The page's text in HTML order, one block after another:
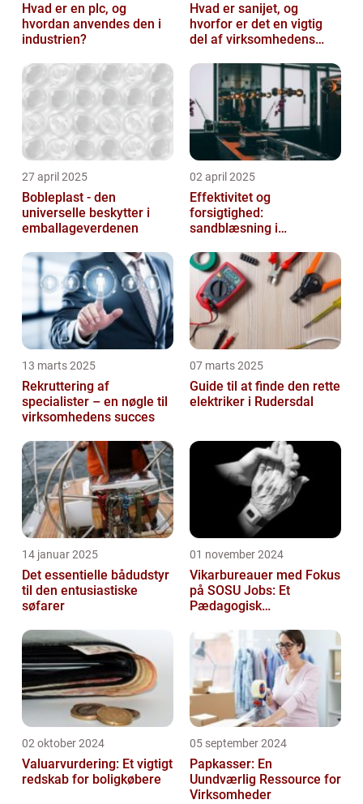
Hvad er en plc, og
hvordan anvendes den i
industrien?
Hvad er sanijet, og
hvorfor er det en vigtig
del af virksomhedens
27 april 2025
Bobleplast - den
universelle beskytter i
emballageverdenen
02 april 2025
Effektivitet og
forsigtighed:
sandblæsning i
13 marts 2025
Rekruttering af
specialister – en nøgle til
virksomhedens succes
07 marts 2025
Guide til at finde den rette
elektriker i Rudersdal
14 januar 2025
Det essentielle bådudstyr
til den entusiastiske
søfarer
01 november 2024
Vikarbureauer med Fokus
på SOSU Jobs: Et
Pædagogisk
02 oktober 2024
Valuarvurdering: Et vigtigt
redskab for boligkøbere
05 september 2024
Papkasser: En
Uundværlig Ressource for
Virksomheder